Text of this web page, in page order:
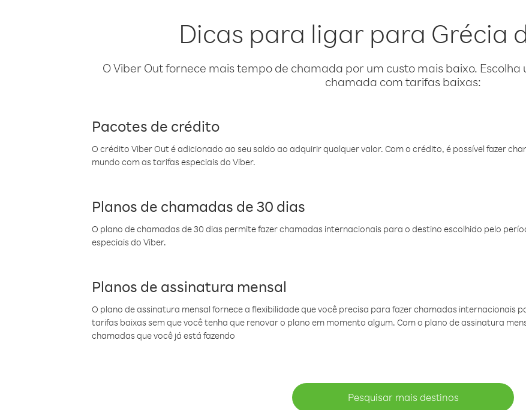
Dicas para ligar para Grécia
O Viber Out fornece mais tempo de chamada por um custo mais baixo. Escolha
chamada com tarifas baixas:
Pacotes de crédito
O crédito Viber Out é adicionado ao seu saldo ao adquirir qualquer valor. Com o crédito, é possível fazer
mundo com as tarifas especiais do Viber.
Planos de chamadas de 30 dias
O plano de chamadas de 30 dias permite fazer chamadas internacionais para o destino escolhido pelo
especiais do Viber.
Planos de assinatura mensal
O plano de assinatura mensal fornece a flexibilidade que você precisa para fazer chamadas internacionais
tarifas baixas sem que você tenha que renovar o plano em momento algum. Com o plano de assinatura
chamadas que você já está fazendo
Pesquisar mais destinos